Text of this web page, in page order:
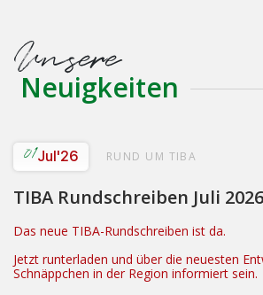
Unsere
Neuigkeiten
01Jul'26 RUND UM TIBA
TIBA Rundschreiben Juli 2026
Das neue TIBA-Rundschreiben ist da.
Jetzt runterladen und über die neuesten
Schnäppchen in der Region informiert sein.